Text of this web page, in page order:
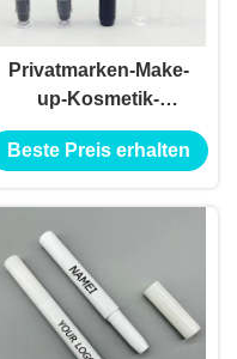
Privatmarken-Make-
up-Kosmetik-
Highlighter
Beste Preis erhalten